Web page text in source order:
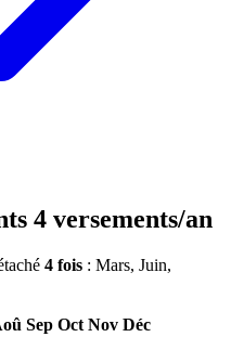
4 versements/an
4 fois : Mars, Juin,
Sep Oct Nov Déc